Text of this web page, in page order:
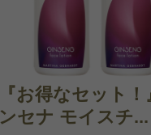
『お得なセット
ンセナ モイスチ...